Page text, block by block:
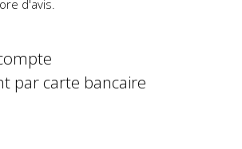
d'avis.
par carte bancaire